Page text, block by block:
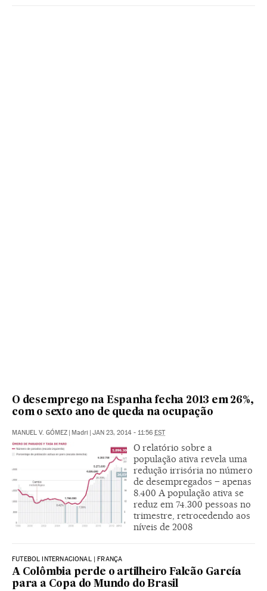
O desemprego na Espanha fecha 2013 em 26%,
com o sexto ano de queda na ocupação
MANUEL V. GÓMEZ | Madri | JAN 23, 2014 - 11:56 EST
O relatório sobre a
população ativa revela uma
redução irrisória no número
de desempregados – apenas
8.400 A população ativa se
reduz em 74.300 pessoas no
trimestre, retrocedendo aos
níveis de 2008
FUTEBOL INTERNACIONAL | FRANÇA
A Colômbia perde o artilheiro Falcão García
para a Copa do Mundo do Brasil